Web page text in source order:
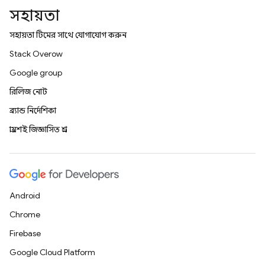
সহায়তা
সহায়তা টিমের সাথে যোগাযোগ করুন
Stack Overflow
Google group
রিলিজ নোট
ব্র্যান্ড নির্দেশিকা
প্রায়শই জিজ্ঞাসিত প্রশ্ন
Android
Chrome
Firebase
Google Cloud Platform